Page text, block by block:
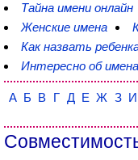
Тайна имени онлайн
Женские имена
Как назвать
Интересно об
А Б В Г Д Е Ж З И